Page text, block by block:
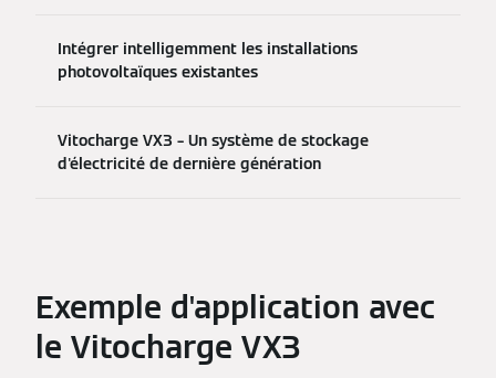
Intégrer intelligemment les installations
photovoltaïques existantes
Vitocharge VX3 – Un système de stockage
d'électricité de dernière génération
Exemple d'application avec
le Vitocharge VX3